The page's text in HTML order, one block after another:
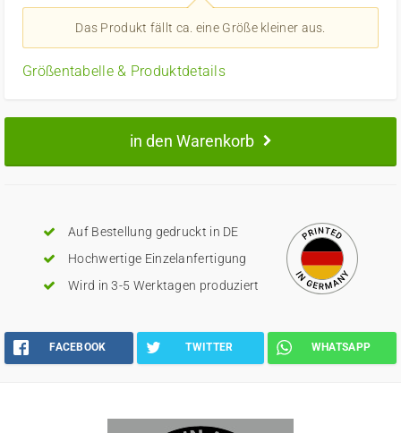
Das Produkt fällt ca. eine Größe kleiner aus.
Größentabelle & Produktdetails
in den Warenkorb
Auf Bestellung gedruckt in DE
Hochwertige Einzelanfertigung
Wird in 3-5 Werktagen produziert
FACEBOOK TWITTER WHATSAPP